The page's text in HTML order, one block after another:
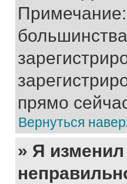
Примечание:
прямо
Вернуться
» Я